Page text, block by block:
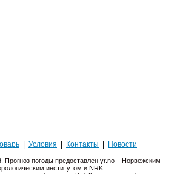
Условия Контакты Новости
Прогноз погоды предоставлен yr.no – Норвежским
институтом и NRK